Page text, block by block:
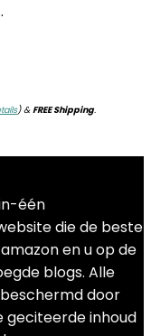
)&FREE Shipping.
één
die de beste
en u op de
blogs. Alle
door
geciteerde inhoud